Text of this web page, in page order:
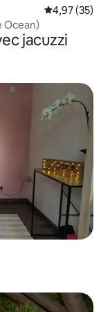
Évaluation
4,97 (35)
Ocean)
jacuzzi